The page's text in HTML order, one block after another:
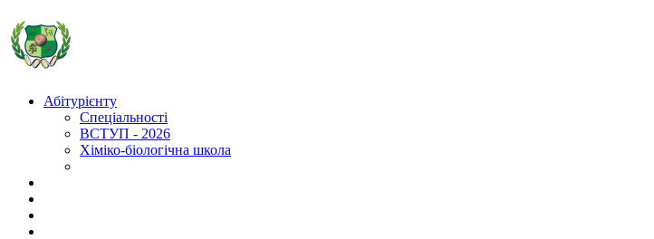
Абітурієнту
Спеціальності
ВСТУП - 2026
Хіміко-біологічна школа